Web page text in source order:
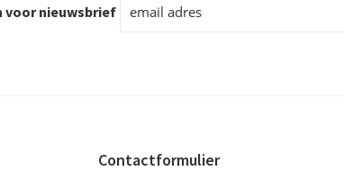
voor nieuwsbrief
Contactformulier